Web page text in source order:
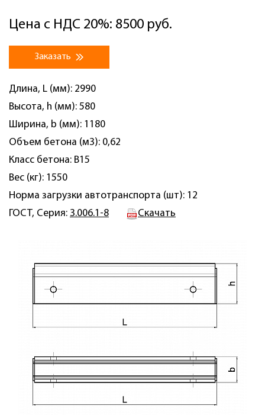
Цена с НДС 20%: 8500 руб.
Заказать
Длина, L (мм): 2990
Высота, h (мм): 580
Ширина, b (мм): 1180
Объем бетона (м3): 0,62
Класс бетона: B15
Вес (кг): 1550
Норма загрузки автотранспорта (шт): 12
ГОСТ, Серия: 3.006.1-8 Скачать